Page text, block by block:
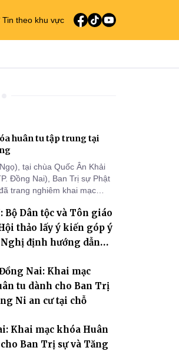
Tin theo khu vực
huân tu tập trung tại
tại chùa Quốc Ân Khải
Đồng Nai), Ban Trị sự Phật
trang nghiêm khai mạc
giả an cư tại chỗ khu vực
Quốc Ân Khải Tường.
Bộ Dân tộc và Tôn giáo
thảo lấy ý kiến góp ý
định hướng dẫn
Nai: Khai mạc
tu dành cho Ban Trị
Ni an cư tại chỗ
Khai mạc khóa Huân
Ban Trị sự và Tăng